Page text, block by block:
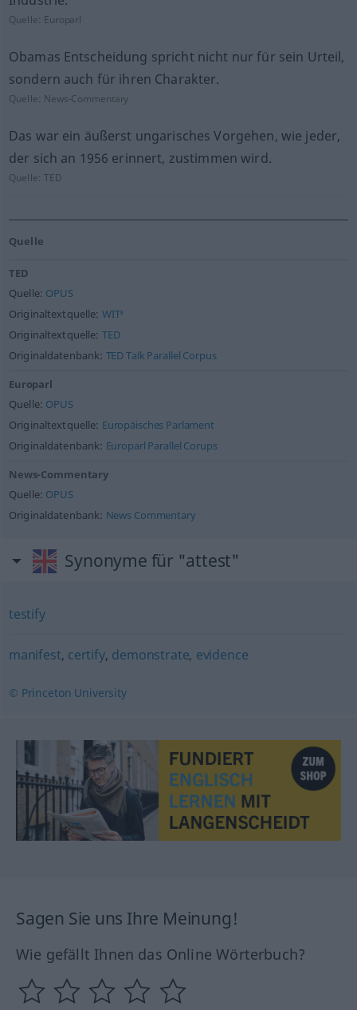
Quelle: Europarl
Obamas Entscheidung spricht nicht nur für sein Urteil,
sondern auch für ihren Charakter.
Quelle: News-Commentary
Das war ein äußerst ungarisches Vorgehen, wie jeder,
der sich an 1956 erinnert, zustimmen wird.
Quelle:TED
Quelle
TED
Quelle: OPUS
Originaltextquelle: WIT³
Originaltextquelle: TED
Originaldatenbank: TED Talk Parallel Corpus
Europarl
Quelle: OPUS
Originaltextquelle: Europäisches Parlament
Originaldatenbank: Europarl Parallel Corups
News-Commentary
Quelle: OPUS
Originaldatenbank: News Commentary
Synonyme für "attest"
testify
manifest, certify, demonstrate, evidence
© Princeton University
Sagen Sie uns Ihre Meinung!
Wie gefällt Ihnen das Online Wörterbuch?